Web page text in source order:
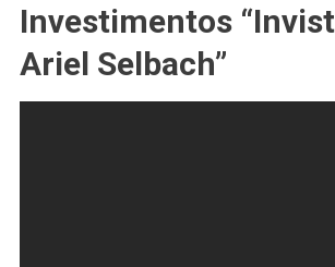
Investimentos
Ariel Selbach”